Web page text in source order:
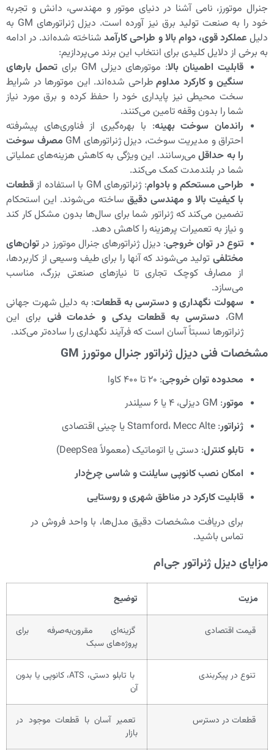
جنرال موتورز، نامی آشنا در دنیای موتور و مهندسی، دانش و تجربه
خود را به صنعت تولید برق نیز آورده است. دیزل ژنراتورهای GM به
دلیل عملکرد قوی، دوام بالا و طراحی کارآمدشناخته شده‌اند. در ادامه
به برخی از دلایل کلیدی برای انتخاب این برند می‌پردازیم:
قابلیت اطمینان بالا: موتورهای دیزلی GM برای
تحمل بارهای
سنگین و کارکرد مداومطراحی شده‌اند. این موتورها در شرایط
سخت محیطی نیز پایداری خود را حفظ کرده و برق مورد نیاز
شما را بدون وقفه تامین می‌کنند.
راندمان سوخت بهینه: با بهره‌گیری از فناوری‌های پیشرفته
احتراق و مدیریت سوخت، دیزل ژنراتورهای GM
مصرف سوخت
را به حداقلمی‌رسانند. این ویژگی به کاهش هزینه‌های عملیاتی
شما در بلندمدت کمک می‌کند.
طراحی مستحکم و بادوام: ژنراتورهای GM با استفاده از
قطعات
با کیفیت بالا و مهندسی دقیق ساخته می‌شوند. این استحکام
تضمین می‌کند که ژنراتور شما برای سال‌ها بدون مشکل کار کند
و نیاز به تعمیرات پرهزینه را کاهش دهد.
تنوع در توان خروجی: دیزل ژنراتورهای جنرال موتورز درتوان‌های
مختلفی تولید می‌شوند که آنها را برای طیف وسیعی از کاربردها،
از مصارف کوچک تجاری تا نیازهای صنعتی بزرگ، مناسب
می‌سازد.
سهولت نگهداری و دسترسی به قطعات: به دلیل شهرت جهانی
GM، دسترسی به قطعات یدکی و خدمات فنی برای این
ژنراتورها نسبتاً آسان است که فرآیند نگهداری را ساده‌تر می‌کند.
مشخصات فنی دیزل ژنراتور جنرال موتورز GM
محدوده توان خروجی: 20 تا 400 کاوا
موتور: GM دیزلی، 4 یا 6 سیلندر
ژنراتور: Stamford، Mecc Alte یا چینی اقتصادی
تابلو کنترل: دستی یا اتوماتیک (معمولاً DeepSea)
امکان نصب کانوپی سایلنت و شاسی چرخ‌دار
قابلیت کارکرد در مناطق شهری و روستایی
برای دریافت مشخصات دقیق مدل‌ها، با واحد فروش در
تماس باشید.
مزایای دیزل ژنراتور جی‌ام
مزیت توضیح
قیمت اقتصادی
گزینه‌ای مقرون‌به‌صرفه برای
پروژه‌های سبک
تنوع در پیکربندی
با تابلو دستی، ATS، کانوپی یا بدون
آن
قطعات در دسترس
تعمیر آسان با قطعات موجود در
بازار